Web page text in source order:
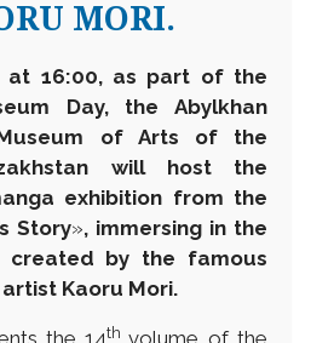
MORI.
at 16:00, as part of the
Day, the Abylkhan
of Arts of the
will host the
exhibition from the
Story», immersing in the
created by the famous
Kaoru Mori.
th